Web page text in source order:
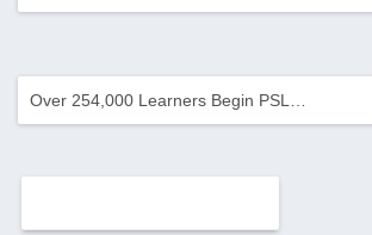
Over 254,000 Learners Begin PSL…